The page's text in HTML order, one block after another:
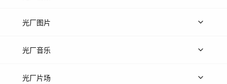
上传视频
光厂图片
上传图片
光厂音乐
热门音乐
光厂片场